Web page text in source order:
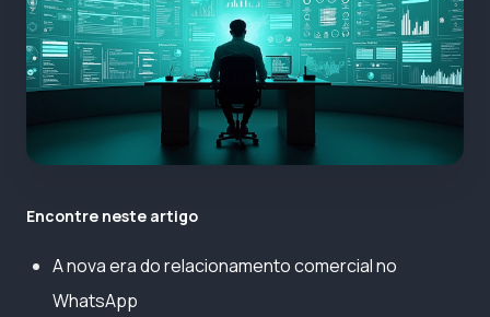
Encontre neste artigo
A nova era do relacionamento comercial no
WhatsApp